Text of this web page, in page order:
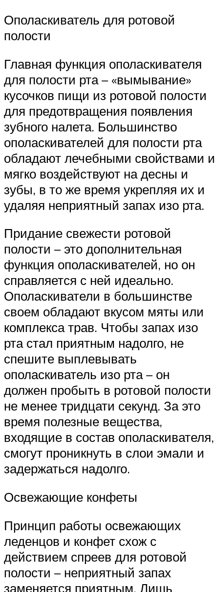
Ополаскиватель для ротовой
полости
Главная функция ополаскивателя
для полости рта – «вымывание»
кусочков пищи из ротовой полости
для предотвращения появления
зубного налета. Большинство
ополаскивателей для полости рта
обладают лечебными свойствами и
мягко воздействуют на десны и
зубы, в то же время укрепляя их и
удаляя неприятный запах изо рта.
Придание свежести ротовой
полости – это дополнительная
функция ополаскивателей, но он
справляется с ней идеально.
Ополаскиватели в большинстве
своем обладают вкусом мяты или
комплекса трав. Чтобы запах изо
рта стал приятным надолго, не
спешите выплевывать
ополаскиватель изо рта – он
должен пробыть в ротовой полости
не менее тридцати секунд. За это
время полезные вещества,
входящие в состав ополаскивателя,
смогут проникнуть в слои эмали и
задержаться надолго.
Освежающие конфеты
Принцип работы освежающих
леденцов и конфет схож с
действием спреев для ротовой
полости – неприятный запах
заменяется приятным. Лишь